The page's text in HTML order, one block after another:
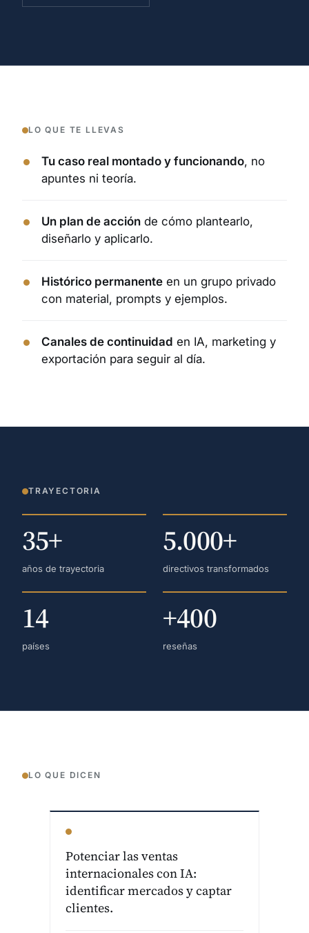
LO QUE TE LLEVAS
Tu caso real montado y funcionando, no
apuntes ni teoría.
Un plan de acción de cómo plantearlo,
diseñarlo y aplicarlo.
Histórico permanente en un grupo privado
con material, prompts y ejemplos.
Canales de continuidad en IA, marketing y
exportación para seguir al día.
TRAYECTORIA
35+
años de trayectoria
5.000+
directivos transformados
14
países
+400
reseñas
LO QUE DICEN
Potenciar las ventas
internacionales con IA:
identificar mercados y captar
clientes.